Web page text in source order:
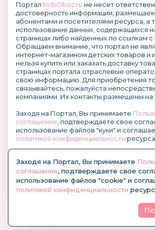
Портал KidsOboz.ru не несет
достоверность информации,
абонентами и посетителями ресурса, а
использование данных, содержащихся
страницах либо найденных по ссылкам с
Обращаем внимание, что портал не
интернет-магазином детских товаров и
нельзя купить или заказать доставку
страницах портала отраслевые
свою информацию. Для приобретения
связывайтесь, пожалуйста
компаниями. Их контакты размещены на
Заходя на Портал, Вы принимаете
соглашение , подтверждаете свое
использование файлов "куки" и
политикой конфиденциальности ресурса.
© KidsOboz.RU 2004-
Заходя на Портал, Вы принимаете
соглашение, подтверждаете свое
использование файлов "cookie" и
политикой конфиденциальности